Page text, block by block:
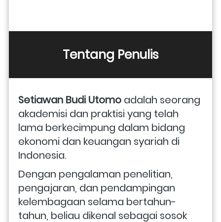
Tentang Penulis
Setiawan Budi Utomo adalah seorang
akademisi dan praktisi yang telah
lama berkecimpung dalam bidang
ekonomi dan keuangan syariah di
Indonesia.
Dengan pengalaman penelitian,
pengajaran, dan pendampingan
kelembagaan selama bertahun-
tahun, beliau dikenal sebagai sosok